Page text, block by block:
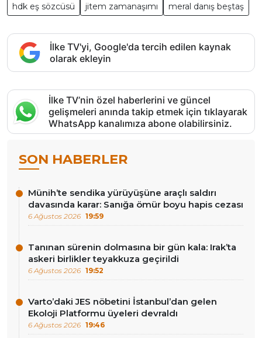
hdk eş sözcüsü
jitem zamanaşımı meral danış beştaş
İlke TV'yi, Google'da tercih edilen kaynak
olarak ekleyin
İlke TV’nin özel haberlerini ve güncel
gelişmeleri anında takip etmek için tıklayarak
WhatsApp kanalımıza abone olabilirsiniz.
SON HABERLER
Münih’te sendika yürüyüşüne araçlı saldırı
davasında karar: Sanığa ömür boyu hapis cezası
6 Ağustos 2026 19:59
Tanınan sürenin dolmasına bir gün kala: Irak’ta
askeri birlikler teyakkuza geçirildi
6 Ağustos 2026 19:52
Varto’daki JES nöbetini İstanbul’dan gelen
Ekoloji Platformu üyeleri devraldı
6 Ağustos 2026 19:46